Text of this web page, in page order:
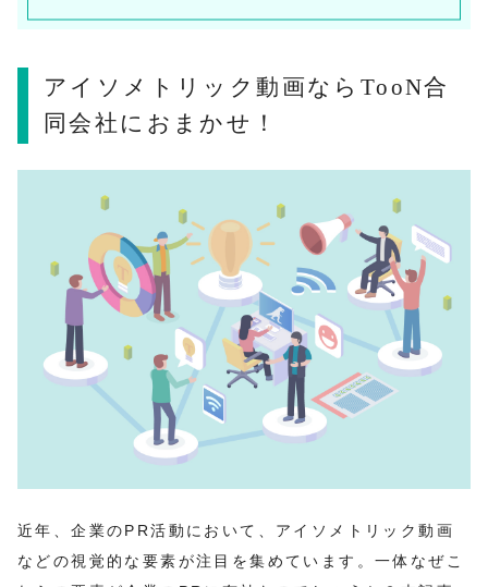
アイソメトリック動画ならTooN合
同会社におまかせ！
近年、企業のPR活動において、アイソメトリック動画
などの視覚的な要素が注目を集めています。一体なぜこ